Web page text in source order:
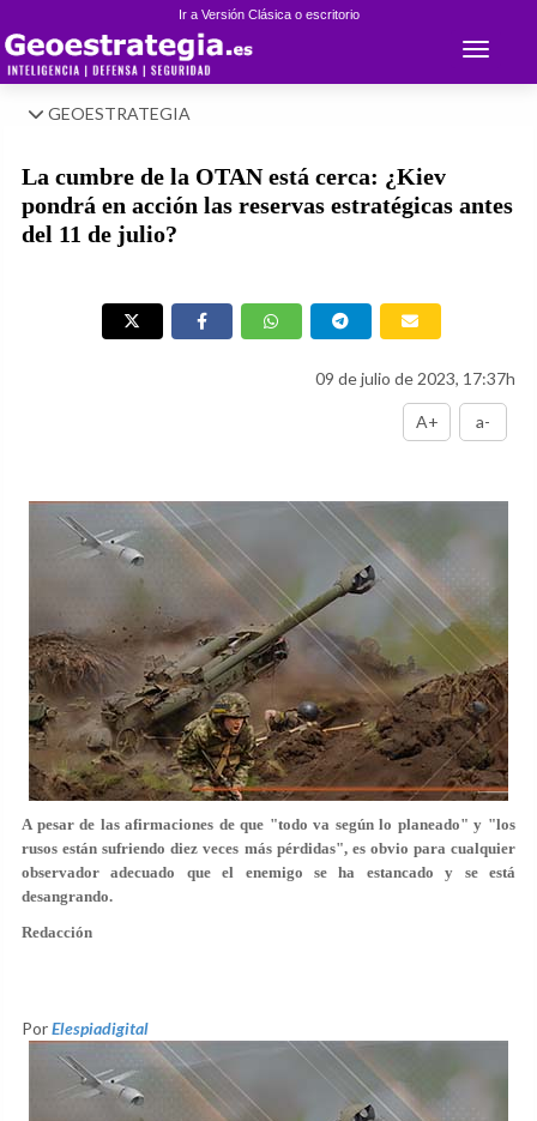
Ir a Versión Clásica o escritorio
Toggle
GEOESTRATEGIA
La cumbre de la OTAN está cerca: ¿Kiev
pondrá en acción las reservas estratégicas antes
del 11 de julio?
09 de julio de 2023, 17:37h
A+ a-
A pesar de las afirmaciones de que "todo va según lo planeado" y "los
rusos están sufriendo diez veces más pérdidas", es obvio para cualquier
observador adecuado que el enemigo se ha estancado y se está
desangrando.
Redacción
PorElespiadigital